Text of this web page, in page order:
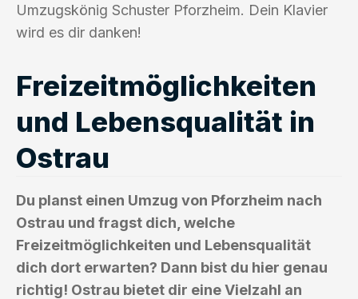
Umzugskönig Schuster Pforzheim. Dein Klavier
wird es dir danken!
Freizeitmöglichkeiten
und Lebensqualität in
Ostrau
Du planst einen Umzug von Pforzheim nach
Ostrau und fragst dich, welche
Freizeitmöglichkeiten und Lebensqualität
dich dort erwarten? Dann bist du hier genau
richtig! Ostrau bietet dir eine Vielzahl an